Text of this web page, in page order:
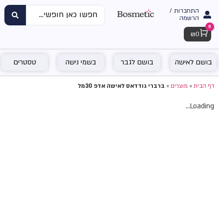
התחברות /
הרשמה
Cart
0
₪ 0
בושם לאישה בושם לגבר בשמי נישה טסטרים
דף הבית»מוצרים»ברברי גודדאס לאישה אדפ 30מל
Loading...